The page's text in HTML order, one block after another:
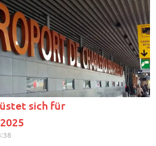
sich für